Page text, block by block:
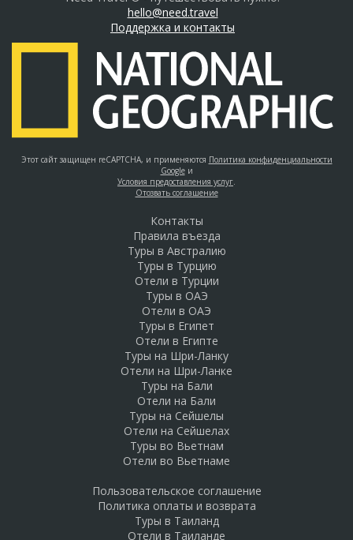
hello@need.travel
Поддержка и контакты
Этот сайт защищен reCAPTCHA, и применяются Политика конфиденциальности
Googleи
Условия предоставления услуг.
Отозвать соглашение
Контакты
Правила въезда
Туры в Австралию
Туры в Турцию
Отели в Турции
Туры в ОАЭ
Отели в ОАЭ
Туры в Египет
Отели в Египте
Туры на Шри-Ланку
Отели на Шри-Ланке
Туры на Бали
Отели на Бали
Туры на Сейшелы
Отели на Сейшелах
Туры во Вьетнам
Отели во Вьетнаме
Пользовательское соглашение
Политика оплаты и возврата
Туры в Таиланд
Отели в Таиланде